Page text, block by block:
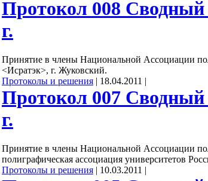
Протокол 008 Сводный
г.
Принятие в члены Национальной Ассоциации
<Исратэк>, г. Жуковский.
Протоколы и решения | 18.04.2011 |
Протокол 007 Сводный
г.
Принятие в члены Национальной Ассоциации
полиграфическая ассоциация университетов
Протоколы и решения | 10.03.2011 |